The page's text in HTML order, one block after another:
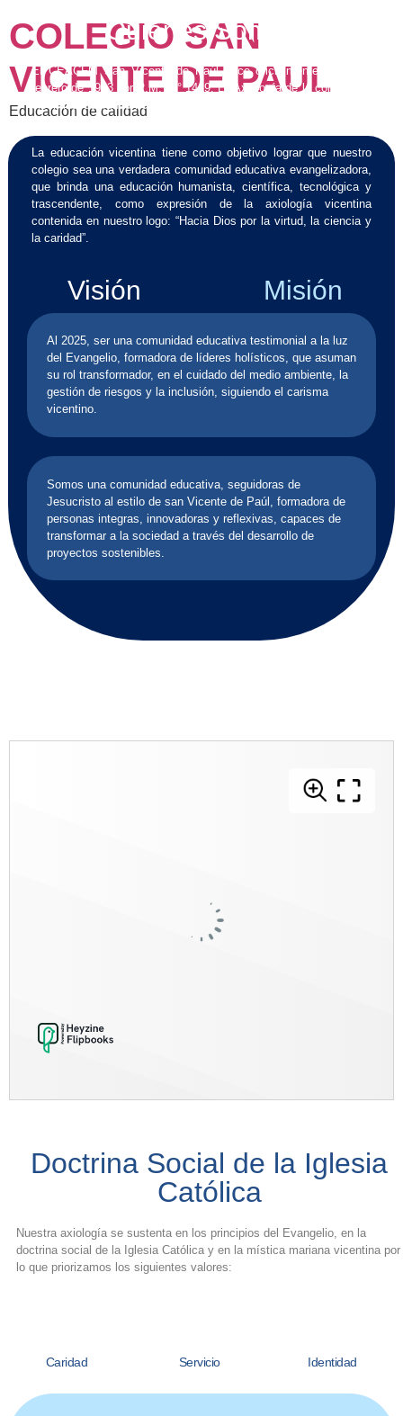
COLEGIO SAN
VICENTE DE PAUL
Educación de calidad
Quiénes Somos
El CEACFM San Vicente de Paúl nace oficialmente el 27 de
febrero de 1953 por R.M. N.° 1419. La Axiología de la comunidad
vicentina se fundamenta en los principios del Evangelio, en la
La educación vicentina tiene como objetivo lograr que nuestro
colegio sea una verdadera comunidad educativa evangelizadora,
que brinda una educación humanista, científica, tecnológica y
trascendente, como expresión de la axiología vicentina
contenida en nuestro logo: “Hacia Dios por la virtud, la ciencia y
la caridad”.
Visión Misión
Al 2025, ser una comunidad educativa testimonial a la luz
del Evangelio, formadora de líderes holísticos, que asuman
su rol transformador, en el cuidado del medio ambiente, la
gestión de riesgos y la inclusión, siguiendo el carisma
vicentino.
Somos una comunidad educativa, seguidoras de
Jesucristo al estilo de san Vicente de Paúl, formadora de
personas integras, innovadoras y reflexivas, capaces de
transformar a la sociedad a través del desarrollo de
proyectos sostenibles.
Doctrina Social de la Iglesia
Católica
Nuestra axiología se sustenta en los principios del Evangelio, en la
doctrina social de la Iglesia Católica y en la mística mariana vicentina por
lo que priorizamos los siguientes valores:
Caridad Servicio Identidad